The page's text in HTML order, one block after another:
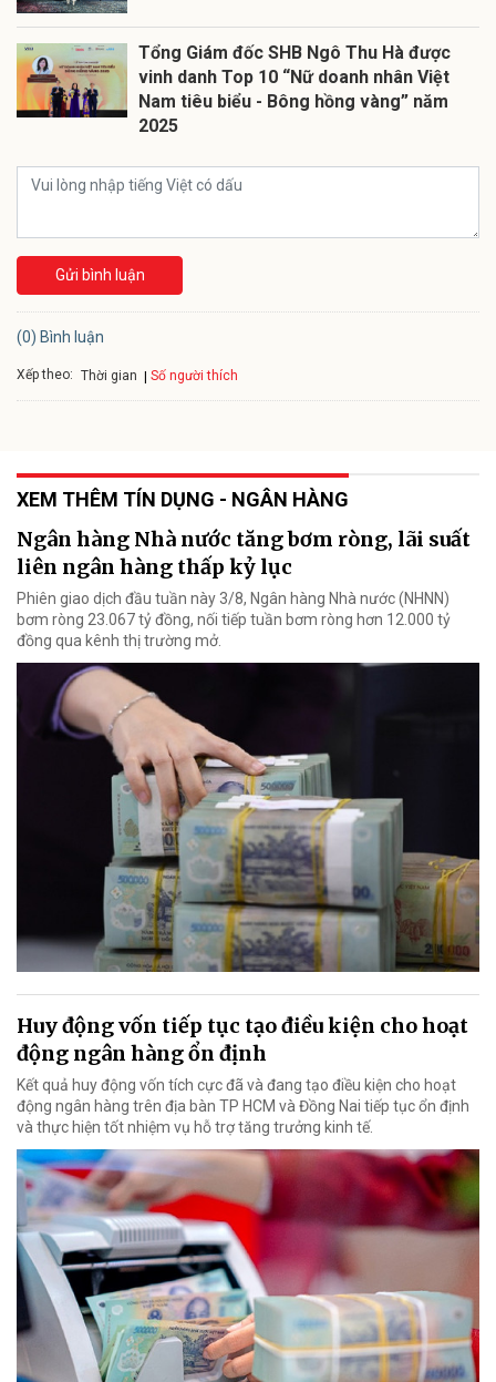
Tổng Giám đốc SHB Ngô Thu Hà được
vinh danh Top 10 “Nữ doanh nhân Việt
Nam tiêu biểu - Bông hồng vàng” năm
2025
Gửi bình luận
(0) Bình luận
Xếp theo: Thời gian Số người thích
XEM THÊM TÍN DỤNG - NGÂN HÀNG
Ngân hàng Nhà nước tăng bơm ròng, lãi suất
liên ngân hàng thấp kỷ lục
Phiên giao dịch đầu tuần này 3/8, Ngân hàng Nhà nước (NHNN)
bơm ròng 23.067 tỷ đồng, nối tiếp tuần bơm ròng hơn 12.000 tỷ
đồng qua kênh thị trường mở.
Huy động vốn tiếp tục tạo điều kiện cho hoạt
động ngân hàng ổn định
Kết quả huy động vốn tích cực đã và đang tạo điều kiện cho hoạt
động ngân hàng trên địa bàn TP HCM và Đồng Nai tiếp tục ổn định
và thực hiện tốt nhiệm vụ hỗ trợ tăng trưởng kinh tế.